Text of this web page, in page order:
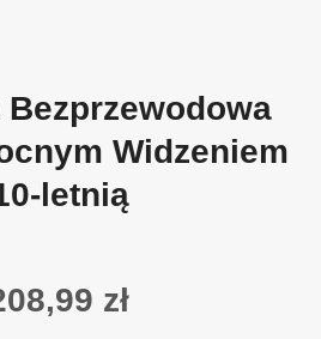
Bezprzewodowa
Widzeniem
letnią
złZakres